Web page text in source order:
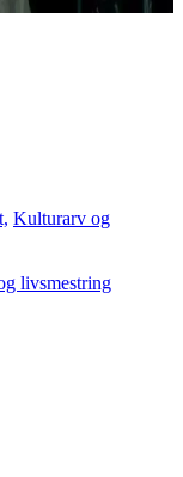
Kulturarv og
livsmestring